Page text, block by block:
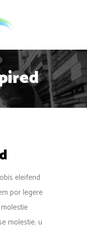
eleifend
por legere
molestie. u